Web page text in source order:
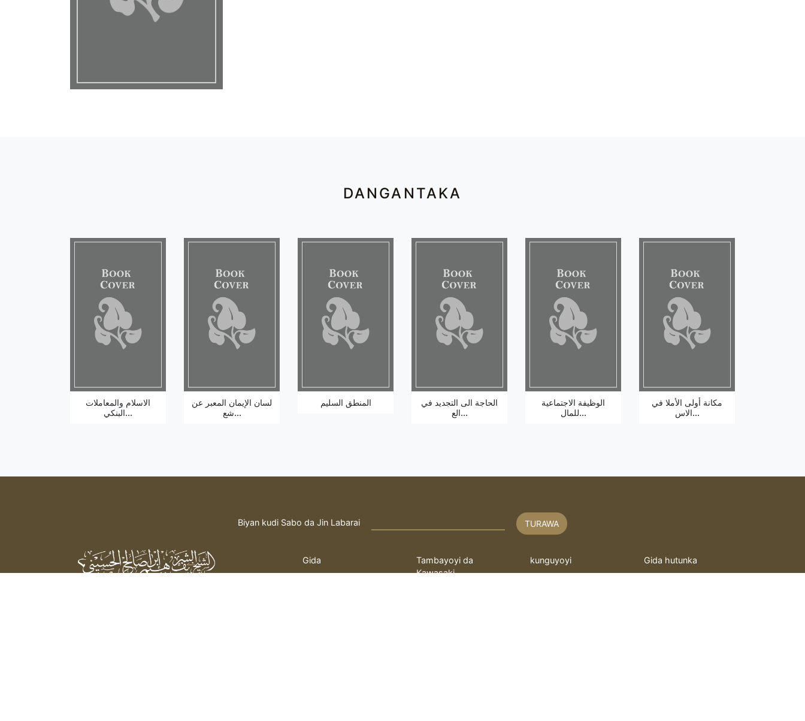
DANGANTAKA
الاسلام والمعاملات
البنكي...
لسان الإيمان المعبر عن
شع...
المنطق السليم
الحاجة الى التجديد في
الع...
الوظيفة الاجتماعية
للمال...
مكانة أولى الأملا في
الاس...
Biyan kudi Sabo da Jin Labarai TURAWA
Gida
Tambayoyi da
Kawasaki
kunguyoyi Gida hutunka